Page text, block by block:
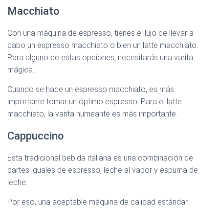
Macchiato
Con una máquina de espresso, tienes el lujo de llevar a
cabo un espresso macchiato o bien un latte macchiato.
Para alguno de estas opciones, necesitarás una varita
mágica.
Cuando se hace un espresso macchiato, es más
importante tomar un óptimo espresso. Para el latte
macchiato, la varita humeante es más importante.
Cappuccino
Esta tradicional bebida italiana es una combinación de
partes iguales de espresso, leche al vapor y espuma de
leche.
Por eso, una aceptable máquina de calidad estándar